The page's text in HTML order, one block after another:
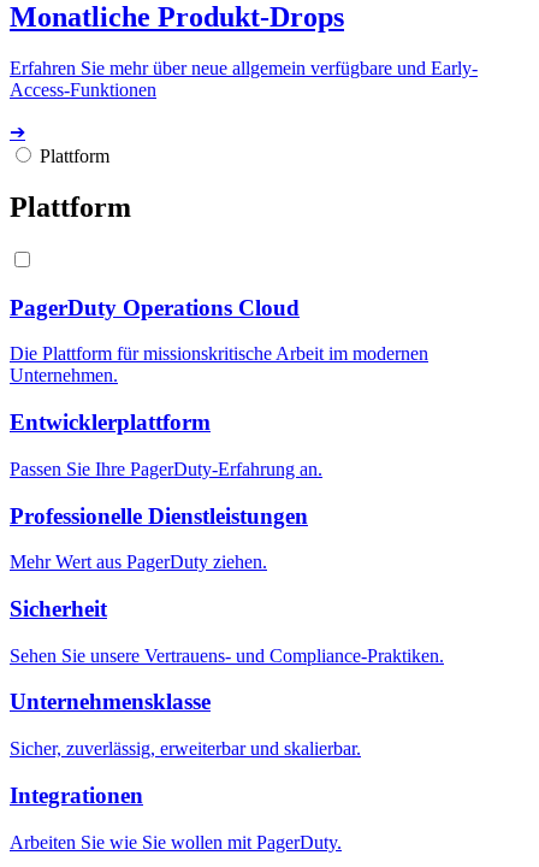
Monatliche Produkt-Drops
Erfahren Sie mehr über neue allgemein verfügbare und Early-
Access-Funktionen
➔
Plattform
Plattform
PagerDuty Operations Cloud
Die Plattform für missionskritische Arbeit im modernen
Unternehmen.
Entwicklerplattform
Passen Sie Ihre PagerDuty-Erfahrung an.
Professionelle Dienstleistungen
Mehr Wert aus PagerDuty ziehen.
Sicherheit
Sehen Sie unsere Vertrauens- und Compliance-Praktiken.
Unternehmensklasse
Sicher, zuverlässig, erweiterbar und skalierbar.
Integrationen
Arbeiten Sie wie Sie wollen mit PagerDuty.